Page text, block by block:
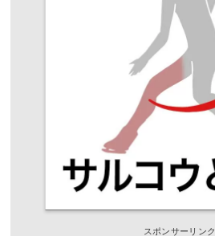
スポンサーリンク